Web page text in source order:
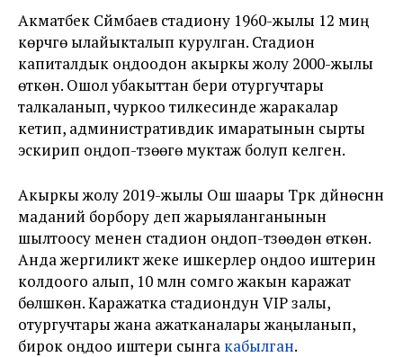
Акматбек Сүйүмбаев стадиону 1960-жылы 12 миң
көрүүчүгө ылайыкталып курулган. Стадион
капиталдык оңдоодон акыркы жолу 2000-жылы
өткөн. Ошол убакыттан бери отургучтары
талкаланып, чуркоо тилкесинде жаракалар
кетип, административдик имаратынын сырты
эскирип оңдоп-түзөөгө муктаж болуп келген.
Акыркы жолу 2019-жылы Ош шаары Түрк дүйнөсүнүн
маданий борбору деп жарыяланганынын
шылтоосу менен стадион оңдоп-түзөөдөн өткөн.
Анда жергиликтүү жеке ишкерлер оңдоо иштерин
колдоого алып, 10 млн сомго жакын каражат
бөлүшкөн. Каражатка стадиондун VIP залы,
отургучтары жана ажатканалары жаңыланып,
бирок оңдоо иштери сынга кабылган.